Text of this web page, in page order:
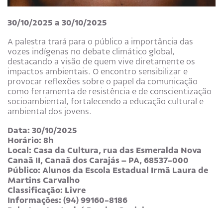
30/10/2025 a 30/10/2025
A palestra trará para o público a importância das
vozes indígenas no debate climático global,
destacando a visão de quem vive diretamente os
impactos ambientais. O encontro sensibilizar e
provocar reflexões sobre o papel da comunicação
como ferramenta de resistência e de conscientização
socioambiental, fortalecendo a educação cultural e
ambiental dos jovens.
Data: 30/10/2025
Horário: 8h
Local: Casa da Cultura, rua das Esmeralda Nova
Canaã II, Canaã dos Carajás – PA, 68537-000
Público: Alunos da Escola Estadual Irmã Laura de
Martins Carvalho
Classificação: Livre
Informações: (94) 99160-8186